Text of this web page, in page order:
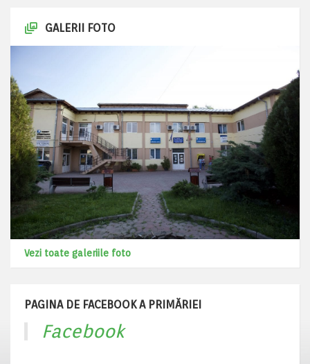
GALERII FOTO
Vezi toate galeriile foto
PAGINA DE FACEBOOK A PRIMĂRIEI
Facebook